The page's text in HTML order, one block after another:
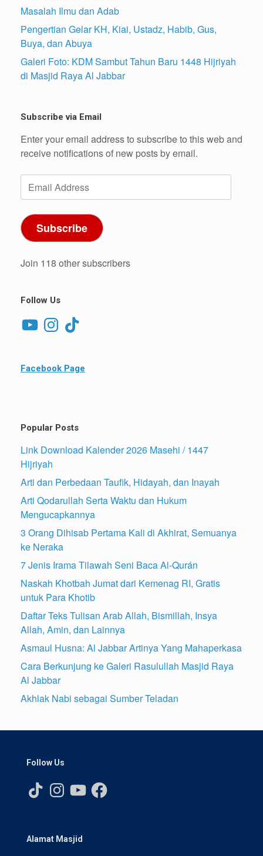
Masalah Ilmu dan Adab
Pengertian Gelar KH, Kiai, Ustadz, Habib, Gus,
Buya, dan Abuya
Galeri Foto: KDM Sambut Tahun Baru 1448 Hijriyah
di Masjid Raya Al Jabbar
Subscribe via Email
Enter your email address to subscribe to this web and
receive notifications of new posts by email.
Email
Address
Subscribe
Join 118 other subscribers
Follow Us
YouTubeInstagram
TikTok
Facebook Page
Popular Posts
Link Download Kalender 2026 Masehi / 1447
Hijriyah
Arti dan Perbedaan Taufik, Hidayah, dan Inayah
Arti Qodarullah Serta Waktu dan Hukum
Mengucapkannya
3 Orang Dihisab Pertama Kali di Akhirat, Semuanya
ke Neraka
7 Jenis Irama Tilawah Seni Baca Al-Qurán
Naskah Khotbah Jumat dari Kemenag RI, Gratis
untuk Para Khotib
Daftar Teks Tulisan Arab Allah, Bismillah, Insya
Allah, Amin, dan Lainnya
Asmaul Husna: Al Jabbar Artinya Yang Mahaperkasa
Cara Berkunjung ke Galeri Rasulullah Masjid Raya
Al Jabbar
Akhlak Nabi sebagai Sumber Teladan
Follow Us
TikTok InstagramYouTubeFacebook
Alamat Masjid